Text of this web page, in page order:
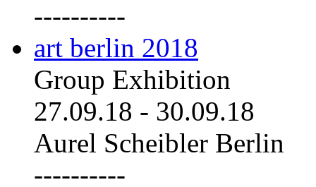
----------
art berlin 2018
Group Exhibition
27.09.18 - 30.09.18
Aurel Scheibler Berlin
----------